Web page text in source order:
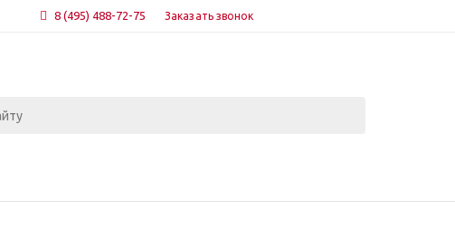
8 (495) 488-72-75 Заказать звонок